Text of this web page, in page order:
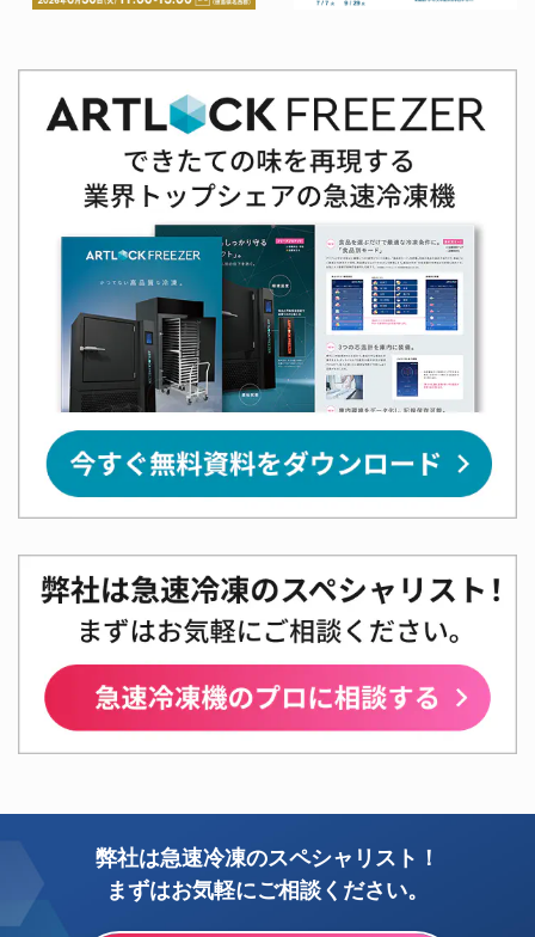
弊社は急速冷凍のスペシャリスト！
まずはお気軽にご相談ください。